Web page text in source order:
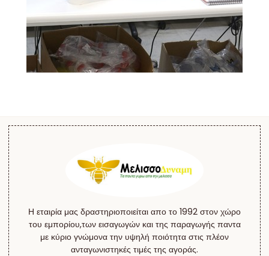
Η εταιρία μας δραστηριοποιείται απο το 1992 στον χώρο
του εμπορίου,των εισαγωγών και της παραγωγής παντα
με κύριο γνώμονα την υψηλή ποιότητα στις πλέον
ανταγωνιστηκές τιμές της αγοράς.